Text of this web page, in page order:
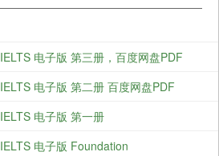
电子版 第三册，百度网盘PDF
电子版 第二册 百度网盘PDF
电子版 第一册
电子版 Foundation